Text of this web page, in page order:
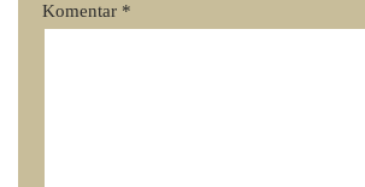
Komentar *